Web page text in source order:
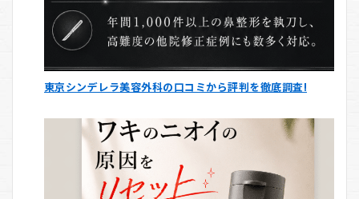
東京シンデレラ美容外科の口コミから評判を徹底調査!